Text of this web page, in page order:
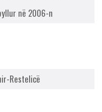
në 2006-n
Restelicë